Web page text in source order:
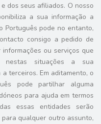
dos seus afiliados. O nosso
a sua informação a
Português pode no entanto,
consigo a pedido de
ou serviços que
nestas situações a sua
terceiros. Em aditamento, o
pode partilhar alguma
para ajuda em termos
essas entidades serão
qualquer outro assunto,